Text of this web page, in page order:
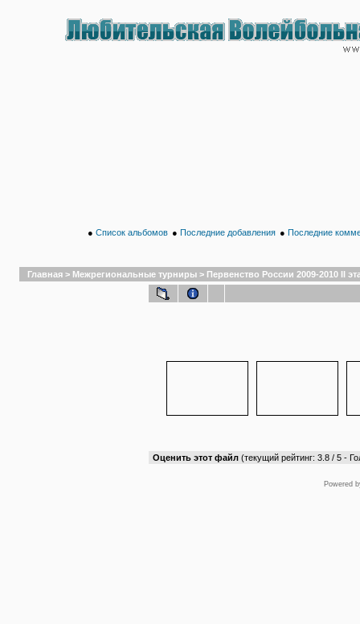
● Список альбомов ● Последние добавления ● Последние
Главная > Межрегиональные турниры > Первенство России 2009-2010 II
Оценить этот файл (текущий рейтинг: 3.8 / 5 -
Powered